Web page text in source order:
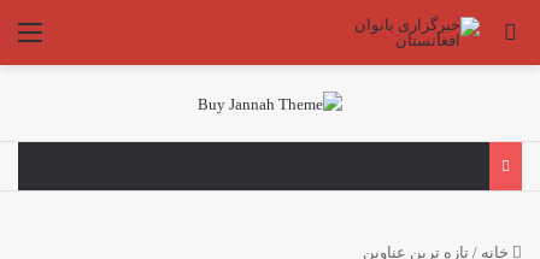
جستجو برای
خانه / تازه ترین عناوین